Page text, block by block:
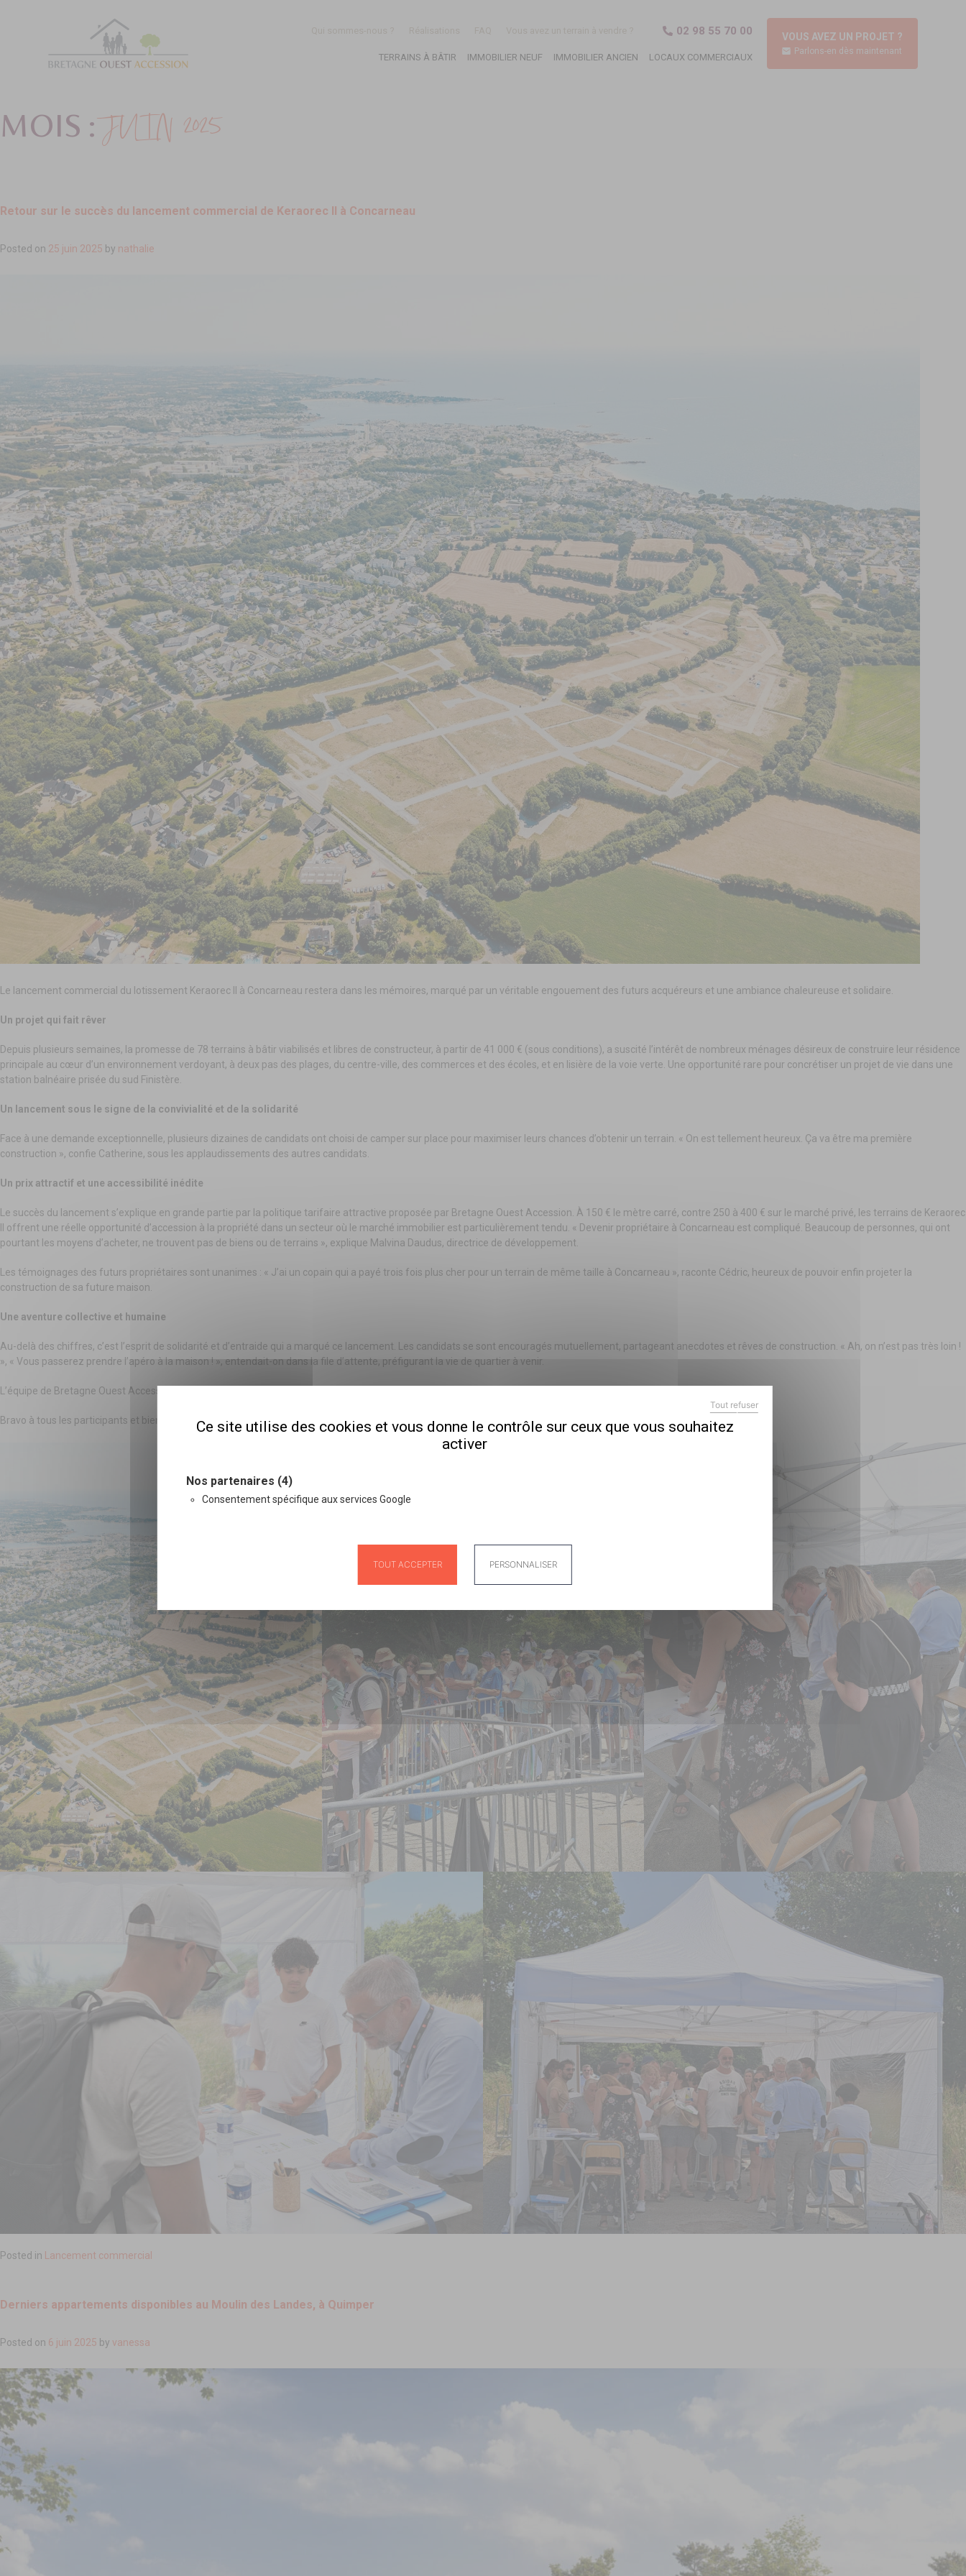
Panneau de gestion des cookies
Ce site utilise des cookies et vous donne le contrôle sur ceux que vous souhaitez
activer
Nos partenaires (4)
Consentement spécifique aux services Google
TOUT ACCEPTER
Tout refuser
PERSONNALISER
XMASQUER LE BANDEAU DES COOKIES
02 98 55 70 00
TERRAINS À BÂTIR IMMOBILIER NEUF IMMOBILIER ANCIEN LOCAUX COMMERCIAUX
VOUS AVEZ UN PROJET ?
Parlons-en dès maintenant
MOIS :JUIN 2025
Retour sur le succès du lancement commercial de Keraorec II à Concarneau
Posted on 25 juin 2025 by nathalie
Le lancement commercial du lotissement Keraorec II à Concarneau restera dans les mémoires, marqué par un véritable engouement des futurs acquéreurs et une ambiance chaleureuse et solidaire.
Un projet qui fait rêver
Depuis plusieurs semaines, la promesse de 78 terrains à bâtir viabilisés et libres de constructeur, à partir de 41 000 € (sous conditions), a suscité l’intérêt de nombreux ménages désireux de construire leur résidence
principale au cœur d’un environnement verdoyant, à deux pas des plages, du centre-ville, des commerces et des écoles, et en lisière de la voie verte. Une opportunité rare pour concrétiser un projet de vie dans une
station balnéaire prisée du sud Finistère.
Un lancement sous le signe de la convivialité et de la solidarité
Face à une demande exceptionnelle, plusieurs dizaines de candidats ont choisi de camper sur place pour maximiser leurs chances d’obtenir un terrain. « On est tellement heureux. Ça va être ma première
construction », confie Catherine, sous les applaudissements des autres candidats.
Un prix attractif et une accessibilité inédite
Le succès du lancement s’explique en grande partie par la politique tarifaire attractive proposée par Bretagne Ouest Accession. À 150 € le mètre carré, contre 250 à 400 € sur le marché privé, les terrains de Keraorec
II offrent une réelle opportunité d’accession à la propriété dans un secteur où le marché immobilier est particulièrement tendu. « Devenir propriétaire à Concarneau est compliqué. Beaucoup de personnes, qui ont
pourtant les moyens d’acheter, ne trouvent pas de biens ou de terrains », explique Malvina Daudus, directrice de développement.
Les témoignages des futurs propriétaires sont unanimes : « J’ai un copain qui a payé trois fois plus cher pour un terrain de même taille à Concarneau », raconte Cédric, heureux de pouvoir enfin projeter la
construction de sa future maison.
Une aventure collective et humaine
Au-delà des chiffres, c’est l’esprit de solidarité et d’entraide qui a marqué ce lancement. Les candidats se sont encouragés mutuellement, partageant anecdotes et rêves de construction. « Ah, on n’est pas très loin !
», « Vous passerez prendre l’apéro à la maison ! », entendait-on dans la file d’attente, préfigurant la vie de quartier à venir.
L’équipe de Bretagne Ouest Accession salue le respect et la bonne humeur de tous les participants.
Bravo à tous les participants et bienvenue dans la grande famille de Keraorec II !
Posted in Lancement commercial
Derniers appartements disponibles au Moulin des Landes, à Quimper
Posted on 6 juin 2025 by vanessa